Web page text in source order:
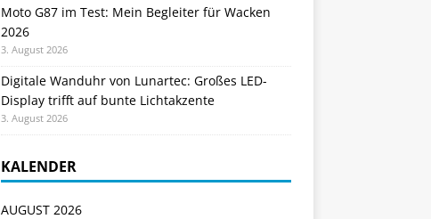
Moto G87 im Test: Mein Begleiter für Wacken
2026
3. August 2026
Digitale Wanduhr von Lunartec: Großes LED-
Display trifft auf bunte Lichtakzente
3. August 2026
KALENDER
AUGUST 2026